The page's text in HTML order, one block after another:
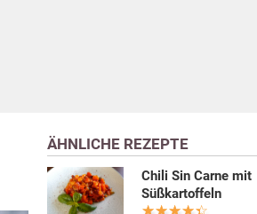
ÄHNLICHE REZEPTE
Chili Sin Carne mit
Süßkartoffeln